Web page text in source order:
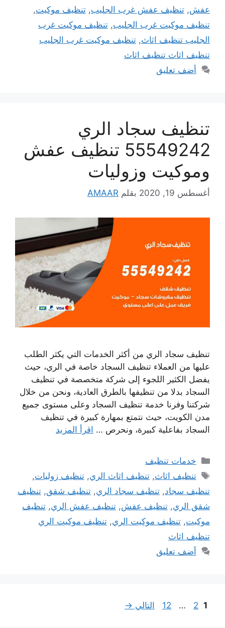
عفش, تنظيف عفش غرب الجليب, تنظيف موكيت,
تنظيف موكيت غرب الجليب, تنظيف موكيت غرب
الجليب تنظيف اثاث, تنظيف موكيت غرب الجليب
تنظيف اثاث تنظيف اثاث
أضف تعليق
تنظيف سجاد الري
55549242 تنظيف عفش
وموكيت وزوليات
أغسطس 19, 2020 بقلم AMAAR
تنظيف سجاد الري من أكثر الخدمات التي يكثر الطلب
عليها من العملاء تنظيف السجاد خاصة في الري، حيث
يفضل الكثير اللجوء إلى شركة متخصصة في تنظيف
السجاد بدلا من تنظيفها بالطرق العادية، ونحن من خلال
شركتنا وفرنا خدمة تنظيف السجاد وعلى مستوى جميع
مدن الكويت، حيث نتمتع بمهارة كبيرة في تنظيف
السجاد بفاعلية كبيرة، ونحرص … اقرأ المزيد
التصنيفات
خدمات تنظيف
الوسوم
تنظيف اثاث,تنظيف اثاث الري,تنظيف زوليات,
تنظيف سجاد, تنظيف سجاد الري, تنظيف شقق, تنظيف
شقق الري, تنظيف عفش, تنظيف عفش الري, تنظيف
موكيت, تنظيف موكيت الري, تنظيف موكيت الري
تنظيف اثاث
أضف تعليق
Page
1
Page
2
…
Page
12 التالي →